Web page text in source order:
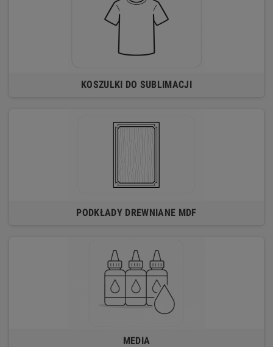
KOSZULKI DO SUBLIMACJI
PODKŁADY DREWNIANE MDF
MEDIA